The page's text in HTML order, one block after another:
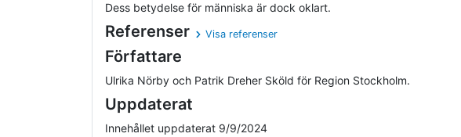
Dess betydelse för människa är dock oklart.
Referenser Visa referenser
Författare
Ulrika Nörby och Patrik Dreher Sköld för Region Stockholm.
Uppdaterat
Innehållet uppdaterat 9/9/2024